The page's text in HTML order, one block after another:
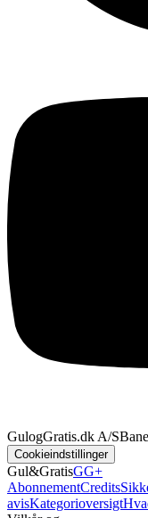
GulogGratis.dk A/S
Cookieindstillinger
Gul&GratisGG+
AbonnementCredits
avisKategorioversigt